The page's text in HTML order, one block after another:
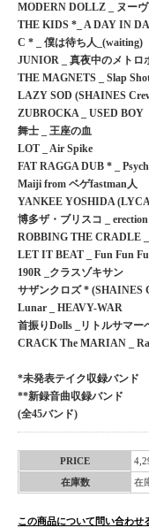
MODERN DOLLZ _ ヌー
THE KIDS *_ A DAY IN
C * _ 僕は待ち人_(waiting)
JUNIOR _ 真夜中のメトロ
THE MAGNETS _ Slap
LAZY SOD (SHAINES
ZUBROCKA _ USED BOY
舞士 _ 王座の血
LOT _ Air Spike
FAT RAGGA DUB * _
Maiji from ベゲfastman人
YANKEE YOSHIDA
博多ザ・ブリスコ _
ROBBING THE CRADLE
LET IT BEAT _ Fun Fun
190R _クラスゾキサン
サザンクロズ * (SHAINES
Lunar _ HEAVY-WAR
首振りDolls _リトルサマ
CRACK The MARIAN _
*未発表テイク収録バンド
**新録音曲収録バンド
(全45バンド)
PRICE
在庫数
在
この商品について問い合わせ